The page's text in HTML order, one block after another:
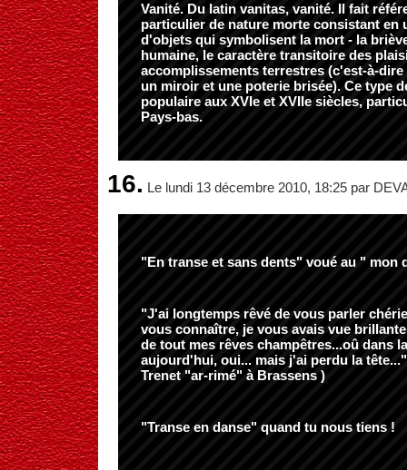
Vanité. Du latin vanitas, vanité. Il fait
particulier de nature morte consistant en
d'objets qui symbolisent la mort - la
humaine, le caractère transitoire des
accomplissements terrestres (c'est-à-
un miroir et une poterie brisée). Ce type
populaire aux XVIe et XVIIe siècles,
Pays-bas.
16. Le lundi 13 décembre 2010, 18:25 par
"En transe et sans dents" voué au " mon
"J'ai longtemps rêvé de vous parler
vous connaître, je vous avais vue
de tout mes rêves champêtres...oû dans
aujourd'hui, oui... mais j'ai perdu la
Trenet "ar-rimé" à Brassens )
"Transe en danse" quand tu nous tiens !